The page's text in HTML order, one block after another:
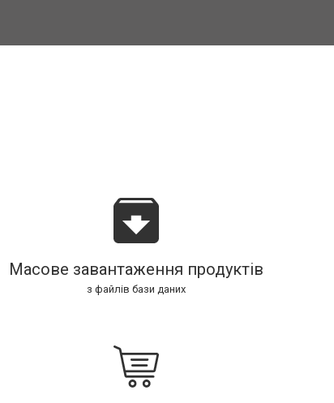
Масове завантаження продуктів
з файлів бази даних